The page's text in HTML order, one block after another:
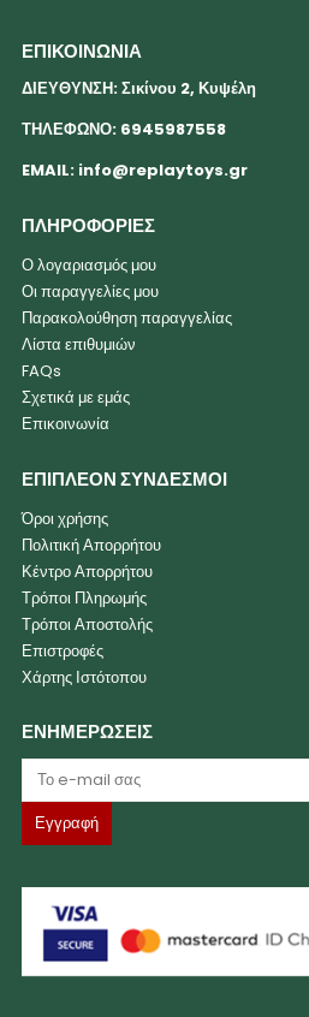
ΕΠΙΚΟΙΝΩΝΙΑ
ΔΙΕΥΘΥΝΣΗ: Σικίνου 2, Κυψέλη
ΤΗΛΕΦΩΝΟ: 6945987558
EMAIL: info@replaytoys.gr
ΠΛΗΡΟΦΟΡΙΕΣ
Ο λογαριασμός μου
Οι παραγγελίες μου
Παρακολούθηση παραγγελίας
Λίστα επιθυμιών
FAQs
Σχετικά με εμάς
Επικοινωνία
ΕΠΙΠΛΕΟΝ ΣΥΝΔΕΣΜΟΙ
Όροι χρήσης
Πολιτική Απορρήτου
Κέντρο Απορρήτου
Τρόποι Πληρωμής
Τρόποι Αποστολής
Επιστροφές
Χάρτης Ιστότοπου
ΕΝΗΜΕΡΩΣΕΙΣ